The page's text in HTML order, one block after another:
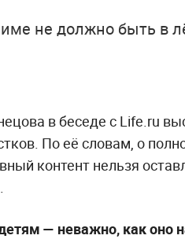
не должно быть в
в беседе с Life.ru
По её словам, о
контент нельзя
— неважно, как оно